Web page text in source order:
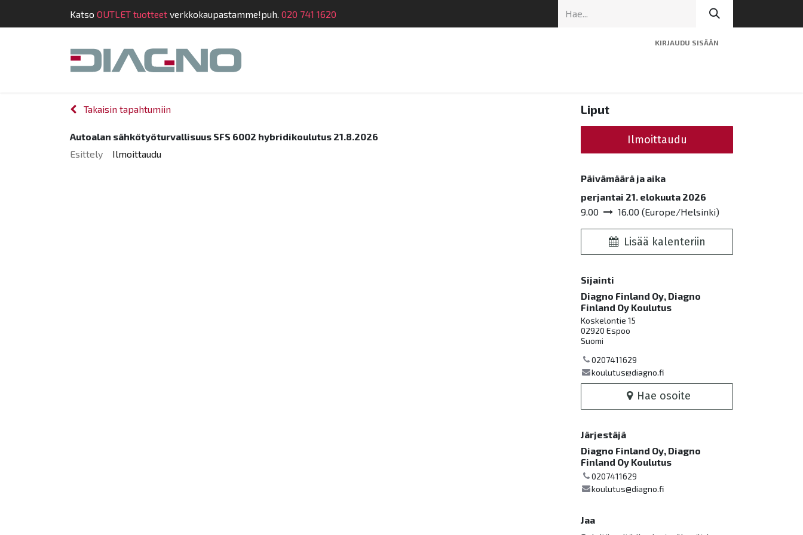
Katso OUTLET tuotteet verkkokaupastamme!puh. 020 741 1620
KIRJAUDU SISÄÄN
Kauppa Suunnittelu
Takaisin tapahtumiin
Autoalan sähkötyöturvallisuus SFS 6002 hybridikoulutus 21.8.2026
Esittely
Ilmoittaudu
Liput
Ilmoittaudu
Päivämäärä ja aika
perjantai 21. elokuuta 2026
9.00
16.00 (Europe/Helsinki)
Lisää kalenteriin
Sijainti
Diagno Finland Oy, Diagno
Finland Oy Koulutus
Koskelontie 15
02920 Espoo
Suomi
0207411629
koulutus@diagno.fi
Hae osoite
Järjestäjä
Diagno Finland Oy, Diagno
Finland Oy Koulutus
0207411629
koulutus@diagno.fi
Jaa